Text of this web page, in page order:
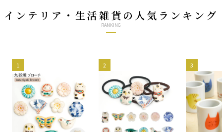
インテリア・生活雑貨の人気ランキング
RANKING
1 2 3